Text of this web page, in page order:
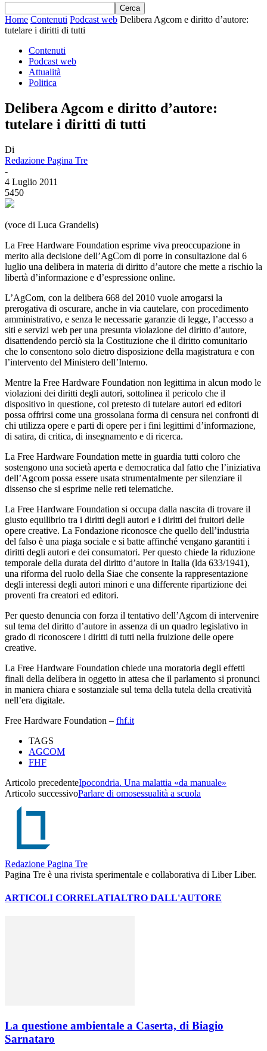
Home Contenuti Podcast web Delibera Agcom e diritto d’autore:
tutelare i diritti di tutti
Contenuti
Podcast web
Attualità
Politica
Delibera Agcom e diritto d’autore:
tutelare i diritti di tutti
Di
Redazione Pagina Tre
-
4 Luglio 2011
5450
(voce di Luca Grandelis)
La Free Hardware Foundation esprime viva preoccupazione in
merito alla decisione dell’AgCom di porre in consultazione dal 6
luglio una delibera in materia di diritto d’autore che mette a rischio la
libertà d’informazione e d’espressione online.
L’AgCom, con la delibera 668 del 2010 vuole arrogarsi la
prerogativa di oscurare, anche in via cautelare, con procedimento
amministrativo, e senza le necessarie garanzie di legge, l’accesso a
siti e servizi web per una presunta violazione del diritto d’autore,
disattendendo perciò sia la Costituzione che il diritto comunitario
che lo consentono solo dietro disposizione della magistratura e con
l’intervento del Ministero dell’Interno.
Mentre la Free Hardware Foundation non legittima in alcun modo le
violazioni dei diritti degli autori, sottolinea il pericolo che il
dispositivo in questione, col pretesto di tutelare autori ed editori
possa offrirsi come una grossolana forma di censura nei confronti di
chi utilizza opere e parti di opere per i fini legittimi d’informazione,
di satira, di critica, di insegnamento e di ricerca.
La Free Hardware Foundation mette in guardia tutti coloro che
sostengono una società aperta e democratica dal fatto che l’iniziativa
dell’Agcom possa essere usata strumentalmente per silenziare il
dissenso che si esprime nelle reti telematiche.
La Free Hardware Foundation si occupa dalla nascita di trovare il
giusto equilibrio tra i diritti degli autori e i diritti dei fruitori delle
opere creative. La Fondazione riconosce che quello dell’industria
del falso è una piaga sociale e si batte affinché vengano garantiti i
diritti degli autori e dei consumatori. Per questo chiede la riduzione
temporale della durata del diritto d’autore in Italia (lda 633/1941),
una riforma del ruolo della Siae che consente la rappresentazione
degli interessi degli autori minori e una differente ripartizione dei
proventi fra creatori ed editori.
Per questo denuncia con forza il tentativo dell’Agcom di intervenire
sul tema del diritto d’autore in assenza di un quadro legislativo in
grado di riconoscere i diritti di tutti nella fruizione delle opere
creative.
La Free Hardware Foundation chiede una moratoria degli effetti
finali della delibera in oggetto in attesa che il parlamento si pronunci
in maniera chiara e sostanziale sul tema della tutela della creatività
nell’era digitale.
Free Hardware Foundation – fhf.it
TAGS
AGCOM
FHF
Articolo precedenteIpocondria. Una malattia «da manuale»
Articolo successivoParlare di omosessualità a scuola
Redazione Pagina Tre
Pagina Tre è una rivista sperimentale e collaborativa di Liber Liber.
ARTICOLI CORRELATIALTRO DALL'AUTORE
La questione ambientale a Caserta, di Biagio
Sarnataro